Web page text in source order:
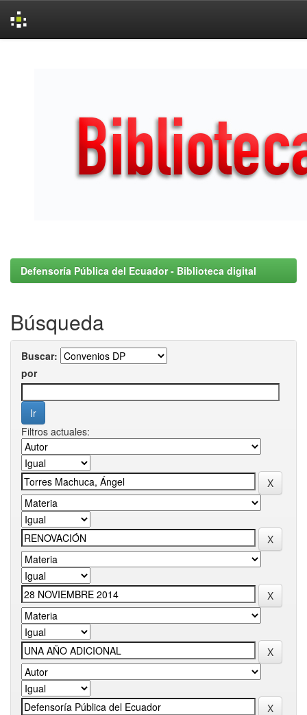
Defensoría Pública del Ecuador - Biblioteca digital
Búsqueda
Buscar:
por
Filtros actuales: